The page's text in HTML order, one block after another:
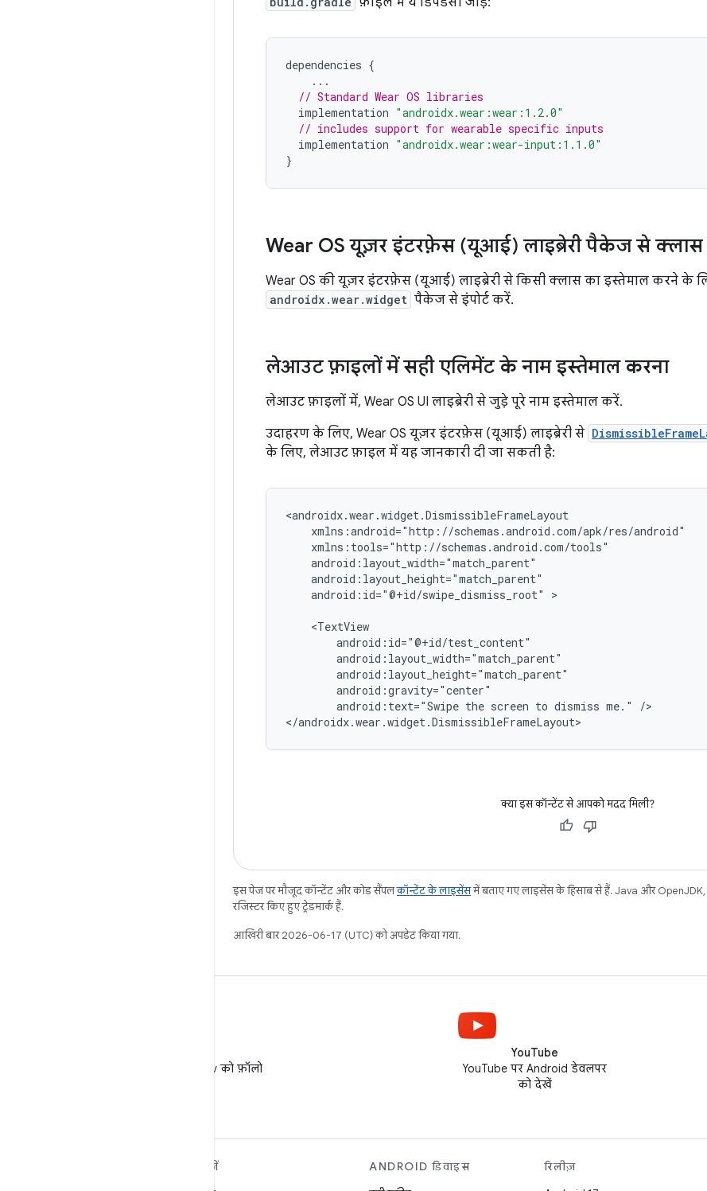
dependencies {
...
// Standard Wear OS libraries
implementation "androidx.wear:wear:1.2.0"
// includes support for wearable specific inputs
implementation "androidx.wear:wear-input:1.1.0"
}
Wear OS यूज़र इंटरफ़ेस (यूआई) लाइब्रेरी पैकेज से क्लास
Wear OS की यूज़र इंटरफ़ेस (यूआई) लाइब्रेरी से किसी क्लास का इस्तेमाल करने के
androidx.wear.widget पैकेज से इंपोर्ट करें.
लेआउट फ़ाइलों में सही एलिमेंट के नाम इस्तेमाल करना
लेआउट फ़ाइलों में, Wear OS UI लाइब्रेरी से जुड़े पूरे नाम इस्तेमाल करें.
उदाहरण के लिए, Wear OS यूज़र इंटरफ़ेस (यूआई) लाइब्रेरी से
के लिए, लेआउट फ़ाइल में यह जानकारी दी जा सकती है:
android:id="@+id/swipe_dismiss_root"
>
android:text="Swipe the screen to dismiss me."
/>
</androidx.wear.widget.DismissibleFrameLayout>
क्या इस कॉन्टेंट से आपको मदद मिली?
इस पेज पर मौजूद कॉन्टेंट और कोड सैंपलकॉन्टेंट के लाइसेंसमें बताए गए लाइसेंस के हिसाब से हैं. Java और
रजिस्टर किए हुए ट्रेडमार्क हैं.
आखिरी बार 2026-06-17 (UTC) को अपडेट किया गया.
X पर @AndroidDev को फ़ॉलो
YouTube
YouTube पर Android डेवलपर
को देखें
खोजें
ANDROID डिवाइस
रिलीज़